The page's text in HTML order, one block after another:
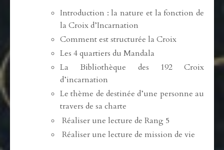
Introduction : la nature et la fonction de
la Croix d’Incarnation
Comment est structurée la Croix
Les 4 quartiers du Mandala
La Bibliothèque des 192 Croix
d’incarnation
Le thème de destinée d’une personne au
travers de sa charte
Réaliser une lecture de Rang 5
Réaliser une lecture de mission de vie